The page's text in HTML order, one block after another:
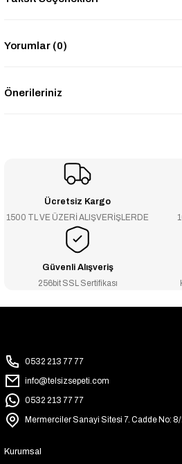
Yorumlar (0)
Önerileriniz
Ücretsiz Kargo
1500 TL VE ÜZERİ ALIŞVERİŞLERDE
Güvenli Alışveriş
256bit SSL Sertifikası
0532 213 77 77
info@telsizsepeti.com
0532 213 77 77
Mermerciler Sanayi Sitesi 7. Cadde No:
Kurumsal